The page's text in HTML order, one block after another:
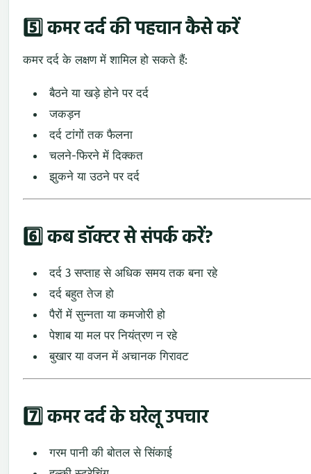
5️⃣कमरदर्दकीपहचानकैसेकरें
कमरदर्दकेलक्षणमेंशामिलहोसकतेहैं:
बैठनेयाखड़ेहोनेपरदर्द
जकड़न
दर्दटांगोंतकफैलना
चलने-फिरनेमेंदिक्कत
झुकनेयाउठनेपरदर्द
6️⃣कबडॉक्टरसेसंपर्ककरें?
दर्द 3सप्ताहसेअधिकसमयतकबनारहे
दर्दबहुततेजहो
पैरोंमेंसुन्नतायाकमजोरीहो
पेशाबयामलपरनियंत्रणनरहे
बुखारयावजनमें अचानकगिरावट
7️⃣कमरदर्दकेघरेलूउपचार
गरमपानीकीबोतलसेसिंकाई